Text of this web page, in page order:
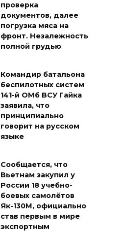
проверка
документов, далее
погрузка мяса на
фронт. Незалежность
полной грудью
Командир батальона
беспилотных систем
141-й ОМб ВСУ Гайка
заявила, что
принципиально
говорит на русском
языке
Сообщается, что
Вьетнам закупил у
России 18 учебно-
боевых самолётов
Як-130М, официально
став первым в мире
экспортным